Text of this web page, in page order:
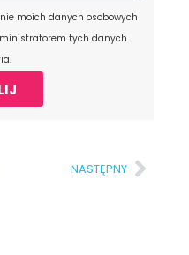
moich danych osobowych
tych danych
NASTĘPNY